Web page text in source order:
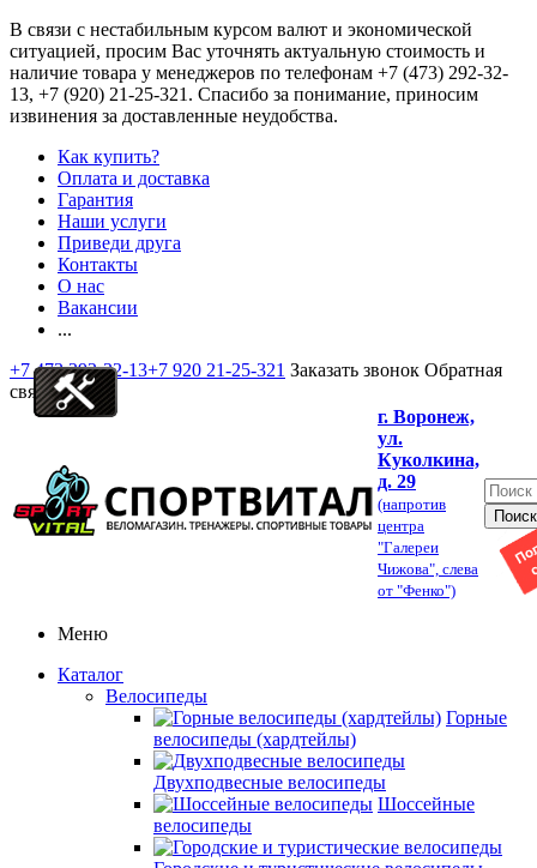
В связи с нестабильным курсом валют и экономической
ситуацией, просим Вас уточнять актуальную стоимость и
наличие товара у менеджеров по телефонам +7 (473) 292-32-
13, +7 (920) 21-25-321 . Спасибо за понимание, приносим
извинения за доставленные неудобства.
Как купить?
Оплата и доставка
Гарантия
Наши услуги
Приведи друга
Контакты
О нас
Вакансии
...
+7 473 292-32-13+7 920 21-25-321 Заказать звонок Обратная
связь
г. Воронеж,
ул.
Куколкина,
д. 29
(напротив
центра
"Галереи
Чижова", слева
от "Фенко")
Меню
Каталог
Велосипеды
Горные
велосипеды (хардтейлы)
Двухподвесные велосипеды
Шоссейные
велосипеды